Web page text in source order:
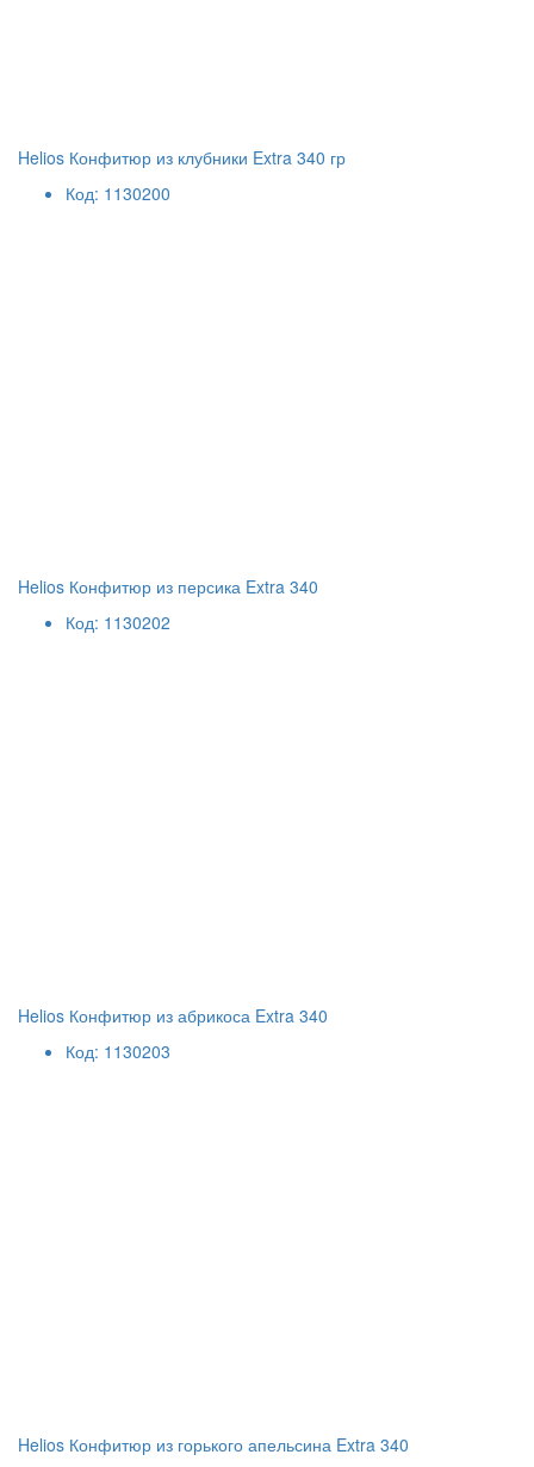
Helios Конфитюр из клубники Extra 340 гр
Код: 1130200
Helios Конфитюр из персика Extra 340
Код: 1130202
Helios Конфитюр из абрикоса Extra 340
Код: 1130203
Helios Конфитюр из горького апельсина Extra 340